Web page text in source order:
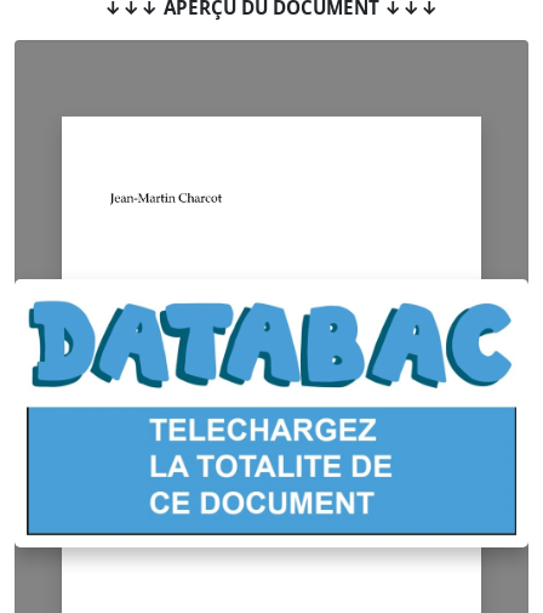
↓↓↓ APERÇU DU DOCUMENT ↓↓↓